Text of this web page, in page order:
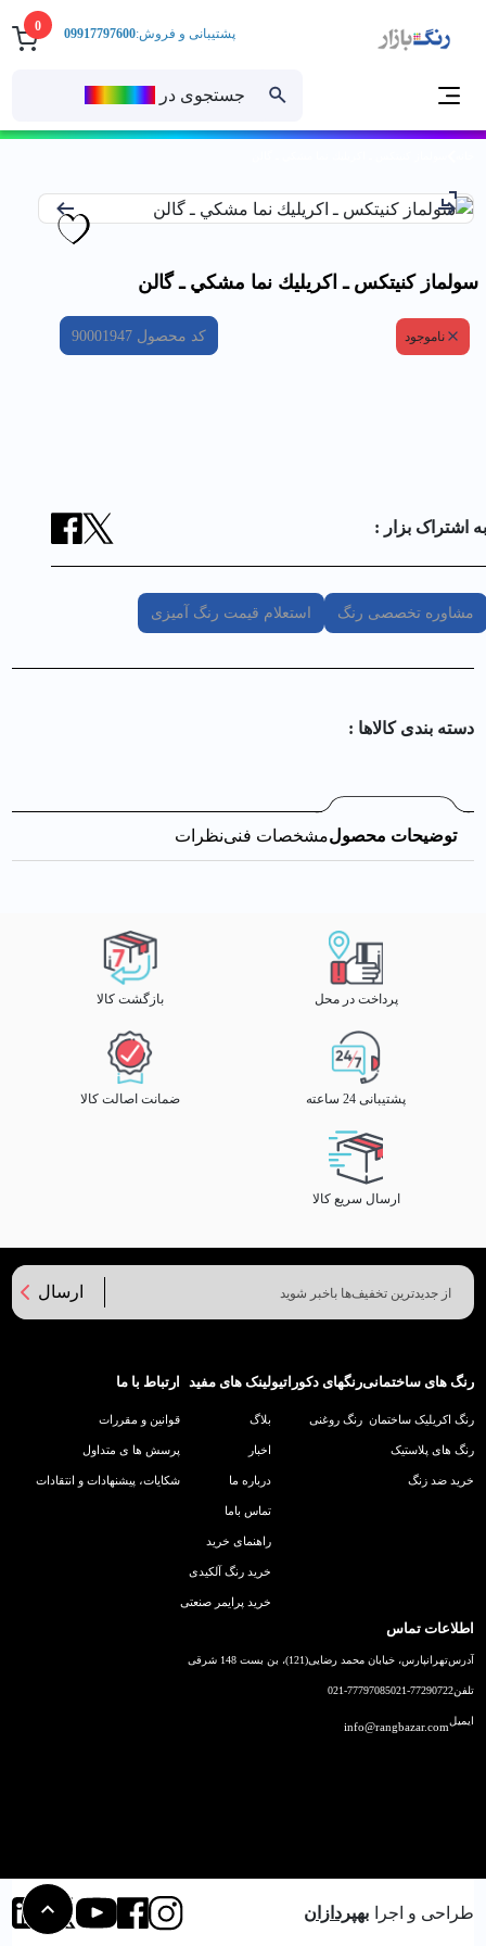
0
جستجوی در
پشتیبانی و فروش:09917797600
سولماز كنيتكس ـ اكريليك نما مشكي ـ گالن
ناموجود کد محصول 90001947
به اشتراک بزار :
مشاوره تخصصی رنگ استعلام قیمت رنگ آمیزی
دسته بندی کالا‌ها :
توضیحات محصولمشخصات فنینظرات
پرداخت در محل بازگشت کالا
پشتیبانی 24 ساعته ضمانت اصالت کالا
ارسال سریع کالا
ارسال
رنگ های ساختمانی
رنگ اکریلیک ساختمان
رنگ های پلاستیک
خرید ضد زنگ
رنگهای دکوراتیو
رنگ روغنی
لینک های مفید
بلاگ
اخبار
درباره ما
تماس باما
راهنمای خرید
خرید رنگ آلکیدی
خرید پرایمر صنعتی
ارتباط با ما
قوانین و مقررات
پرسش ها ی متداول
شکایات، پیشنهادات و انتقادات
اطلاعات تماس
آدرستهرانپارس، خیابان محمد رضایی(121)، بن بست 148 شرقی
تلفن021-77290722
021-77797085
ایمیلinfo@rangbazar.com
طراحی و اجرا بهپردازان